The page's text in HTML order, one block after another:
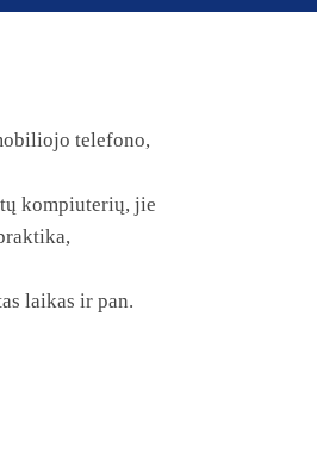
telefono,
kompiuterių, jie
laikas ir pan.